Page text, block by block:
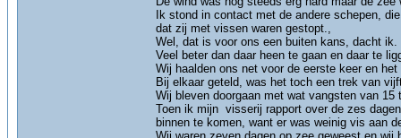
Ik stond in contact met de andere schepen,
dat zij met vissen waren gestopt.,
Wel, dat is voor ons een buiten kans, dacht ik.
Veel beter dan daar heen te gaan en daar te
Wij haalden ons net voor de eerste keer en
Bij elkaar geteld, was het toch een trek van
Wij bleven doorgaan met wat vangsten van
Toen ik mijn visserij rapport over de zes
binnen te komen, want er was weinig vis aan